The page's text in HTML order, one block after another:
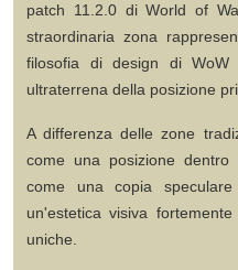
patch 11.2.0diWorld of
straordinaria zona
filosofia di design di
ultraterrena della posizione
A differenza delle zone
come una posizione dentro
come una copia
un'estetica visiva
uniche.